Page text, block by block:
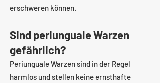
erschweren können.
Sind periunguale Warzen
gefährlich?
Periunguale Warzen sind in der Regel
harmlos und stellen keine ernsthafte